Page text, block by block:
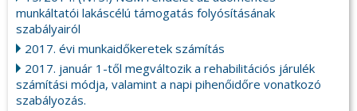
munkáltatói lakáscélú támogatás folyósításának
szabályairól
2017. évi munkaidőkeretek számítás
2017. január 1-től megváltozik a rehabilitációs járulék
számítási módja, valamint a napi pihenőidőre vonatkozó
szabályozás.